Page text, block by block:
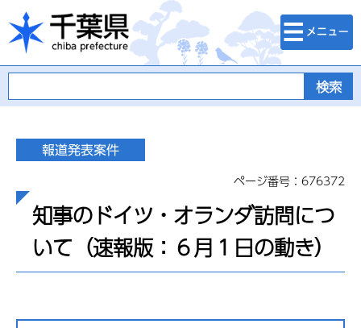
千葉県
検索・メニュ
ー
ページ番号：676372
知事のドイツ・オランダ訪問につ
いて（速報版：６月１日の動き）